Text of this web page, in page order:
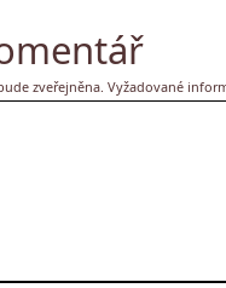
zveřejněna. Vyžadované